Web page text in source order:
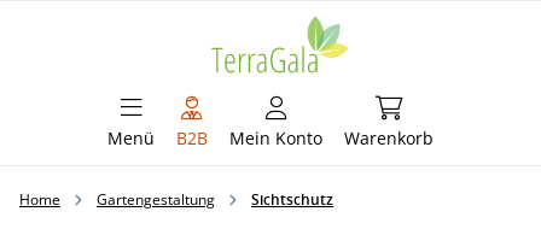
Menü B2B Mein Konto Warenkorb
Warenkorb
Home Gartengestaltung Sichtschutz